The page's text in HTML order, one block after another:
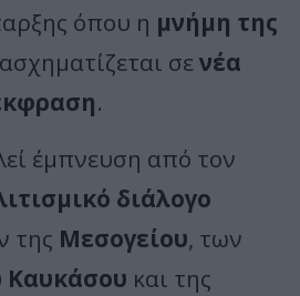
όπου η μνήμη της
σενέα
.
έμπνευση από τον
διάλογο
της Μεσογείου, των
Καυκάσου και της